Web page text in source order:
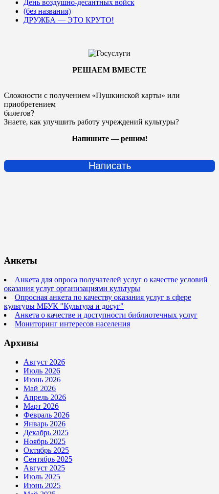
День воздушно-десантных войск
(без названия)
ДРУЖБА — ЭТО КРУТО!
РЕШАЕМ ВМЕСТЕ
Сложности с получением «Пушкинской карты» или
приобретением
билетов?
Знаете, как улучшить работу учреждений культуры?
Напишите — решим!
Написать
Анкеты
Анкета для опроса получателей услуг о качестве условий
оказания услуг организациями культуры
Опросная анкета по качеству оказания услуг в сфере
культуры МБУК "Культура и досуг"
Анкета о качестве и доступности библиотечных услуг
Мониторинг интересов населения
Архивы
Август 2026
Июль 2026
Июнь 2026
Май 2026
Апрель 2026
Март 2026
Февраль 2026
Январь 2026
Декабрь 2025
Ноябрь 2025
Октябрь 2025
Сентябрь 2025
Август 2025
Июль 2025
Июнь 2025